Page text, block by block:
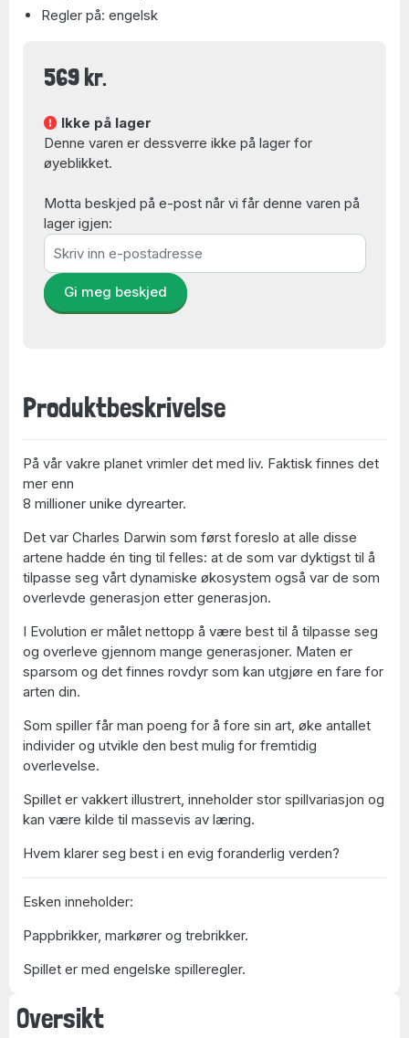
Oversikt
Regler på: engelsk
569 kr.
Ikke på lager
Denne varen er dessverre ikke på lager for
øyeblikket.
Motta beskjed på e-post når vi får denne varen på
lager igjen:
Gi meg beskjed
Produktbeskrivelse
På vår vakre planet vrimler det med liv. Faktisk finnes det
mer enn
8 millioner unike dyrearter.
Det var Charles Darwin som først foreslo at alle disse
artene hadde én ting til felles: at de som var dyktigst til å
tilpasse seg vårt dynamiske økosystem også var de som
overlevde generasjon etter generasjon.
I Evolution er målet nettopp å være best til å tilpasse seg
og overleve gjennom mange generasjoner. Maten er
sparsom og det finnes rovdyr som kan utgjøre en fare for
arten din.
Som spiller får man poeng for å fore sin art, øke antallet
individer og utvikle den best mulig for fremtidig
overlevelse.
Spillet er vakkert illustrert, inneholder stor spillvariasjon og
kan være kilde til massevis av læring.
Hvem klarer seg best i en evig foranderlig verden?
Esken inneholder:
Pappbrikker, markører og trebrikker.
Spillet er med engelske spilleregler.